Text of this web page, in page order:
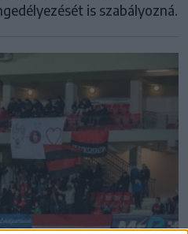
is szabályozná.